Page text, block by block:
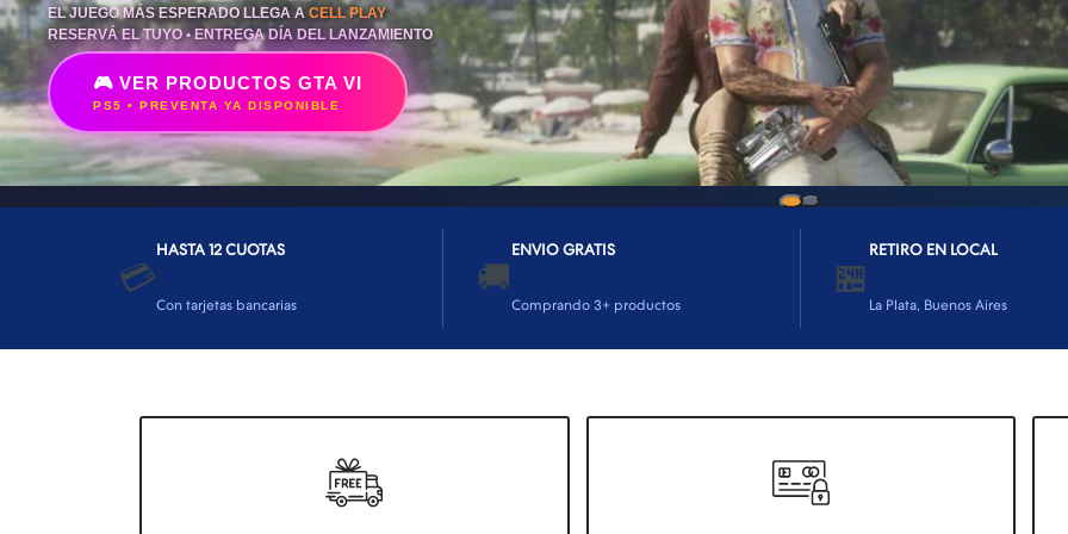
PLAY
Te armamos la PC ideal según tu presupuesto y
necesidades
🖥️ PEDÍ TU PRESUPUESTO
💳
HASTA 12 CUOTAS
Con tarjetas bancarias
🚚
ENVIO GRATIS
Comprando 3+ productos
🏪
RETIRO EN LOCAL
La Plata, Buenos Aires